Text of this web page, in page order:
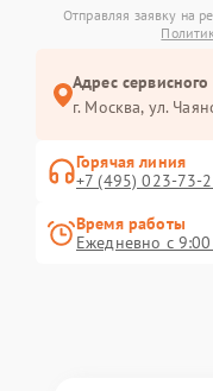
Отправляя заявку на
Адрес
г. Москва, ул.
Горячая линия
+7 (495) 023-73-
Время работы
Ежедневно с